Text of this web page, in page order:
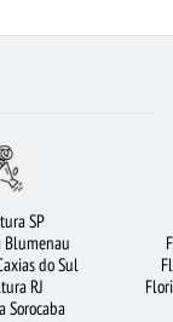
RAMALHETE DE FLORES
DE FLORES
BELÉM
SP
do Sul
RJ
Sorocaba